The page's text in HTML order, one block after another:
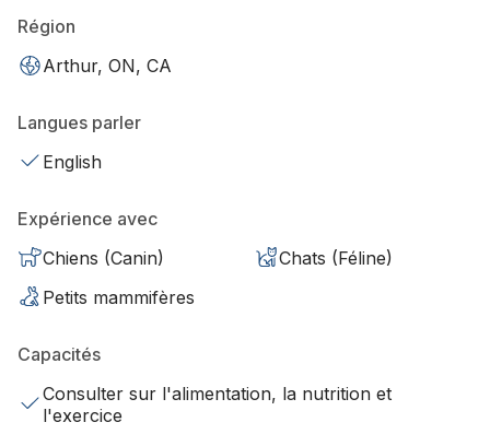
Région
Arthur, ON, CA
Langues parler
English
Expérience avec
Chiens (Canin)
Chats (Féline)
Petits mammifères
Capacités
Consulter sur l'alimentation, la nutrition et
l'exercice